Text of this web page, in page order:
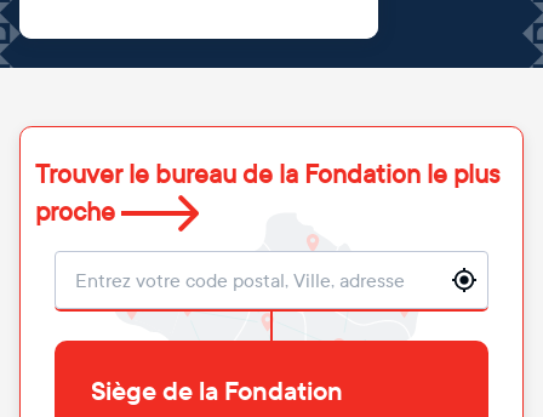
Trouver le bureau de la Fondation le plus
proche
Localisation
Siège de la Fondation